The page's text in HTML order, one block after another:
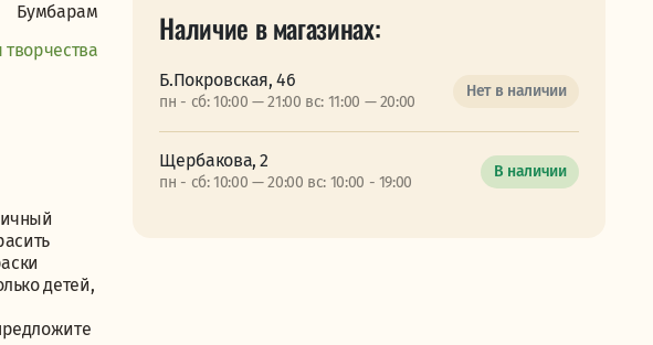
Бумбарам
детей,
Наличие в магазинах:
Б.Покровская, 46
пн - сб: 10:00 — 21:00 вс: 11:00 — 20:00
Нет в наличии
Щербакова, 2
пн - сб: 10:00 — 20:00 вс: 10:00 - 19:00
В наличии